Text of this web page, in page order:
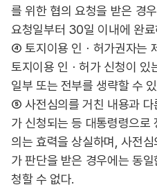
를 위한 협의 요청을 받은 경
요청일부터 30일 이내에 완
④ 토지이용 인ㆍ허가권자는
토지이용 인ㆍ허가 신청이 있
일부 또는 전부를 생략할 수
⑤ 사전심의를 거친 내용과
가 신청되는 등 대통령령으로
의는 효력을 상실하며, 사전
가 판단을 받은 경우에는 동
청할 수 없다.